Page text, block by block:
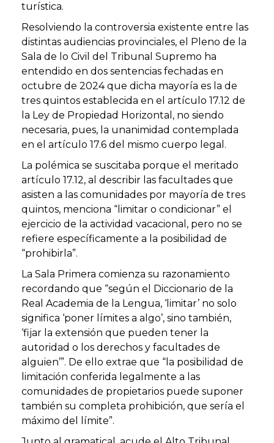
turística.
Resolviendo la controversia existente entre las
distintas audiencias provinciales, el Pleno de la
Sala de lo Civil del Tribunal Supremo ha
entendido en dos sentencias fechadas en
octubre de 2024 que dicha mayoría es la de
tres quintos establecida en el artículo 17.12 de
la Ley de Propiedad Horizontal , no siendo
necesaria, pues, la unanimidad contemplada
en el artículo 17.6 del mismo cuerpo legal.
La polémica se suscitaba porque el meritado
artículo 17.12, al describir las facultades que
asisten a las comunidades por mayoría de tres
quintos, menciona “limitar o condicionar” el
ejercicio de la actividad vacacional , pero no se
refiere específicamente a la posibilidad de
“prohibirla”.
La Sala Primera comienza su razonamiento
recordando que “según el Diccionario de la
Real Academia de la Lengua, ‘limitar’ no solo
significa ‘poner límites a algo’, sino también,
‘fijar la extensión que pueden tener la
autoridad o los derechos y facultades de
alguien’”. De ello extrae que “la posibilidad de
limitación conferida legalmente a las
comunidades de propietarios puede suponer
también su completa prohibición, que sería el
máximo del límite”.